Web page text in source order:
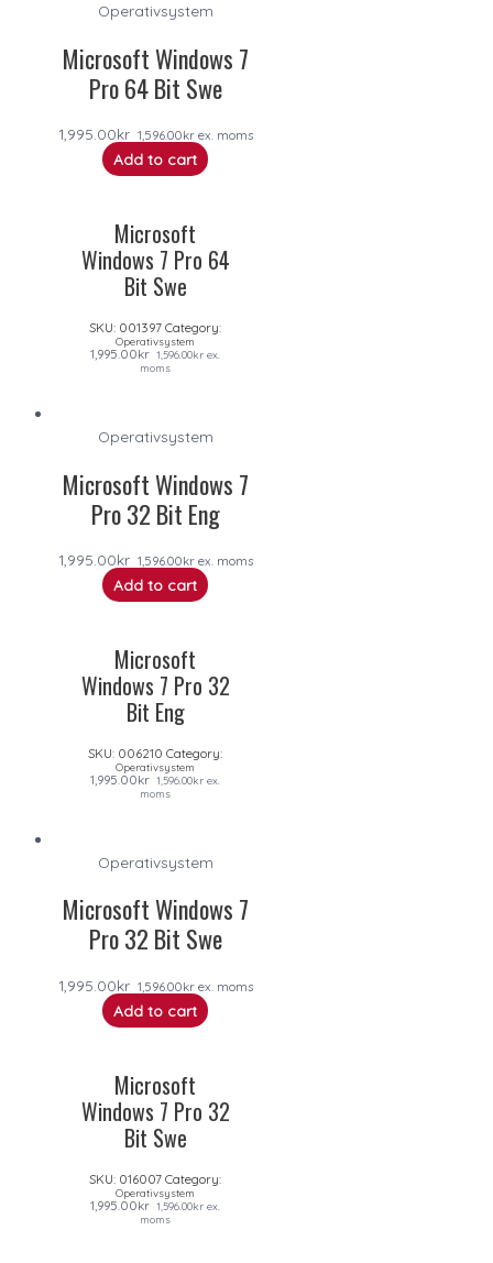
Operativsystem
Microsoft Windows 7
Pro 64 Bit Swe
1,995.00kr 1,596.00krex. moms
Add to cart
Microsoft
Windows 7 Pro 64
Bit Swe
SKU: 001397 Category:
Operativsystem
1,995.00kr 1,596.00kr ex.
moms
Operativsystem
Microsoft Windows 7
Pro 32 Bit Eng
1,995.00kr 1,596.00krex. moms
Add to cart
Microsoft
Windows 7 Pro 32
Bit Eng
SKU: 006210 Category:
Operativsystem
1,995.00kr 1,596.00kr ex.
moms
Operativsystem
Microsoft Windows 7
Pro 32 Bit Swe
1,995.00kr 1,596.00krex. moms
Add to cart
Microsoft
Windows 7 Pro 32
Bit Swe
SKU: 016007 Category:
Operativsystem
1,995.00kr 1,596.00kr ex.
moms